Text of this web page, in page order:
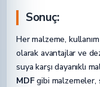
Sonuç:
Her malzeme,
olarak avantajlar ve
suya karşı dayanıklı
MDFgibi malzemeler,